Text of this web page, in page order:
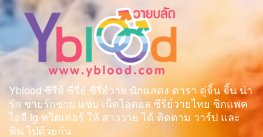
Skip
to
content
Yblood ซีรีย์ ซีรี่ย์ ซีรี่ย์วาย นักแสดง ดารา คู่จิ้น จิ้น น่า
รัก ชายรักชาย แซ่บ เน็ตไอดอล ซีรี่ย์วายไทย ซิกแพค
ไอจี ig ทวิตเตอร์ ให้ สาววาย ได้ ติดตาม วาร์ป และ
ฟิน ไปด้วยกัน